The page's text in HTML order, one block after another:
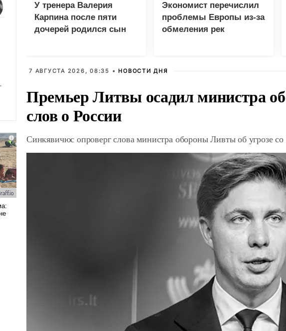
У тренера Валерия
Карпина после пяти
дочерей родился сын
Экономист перечислил
проблемы Европы из-за
обмеления рек
7 АВГУСТА 2026, 08:35 • НОВОСТИ ДНЯ
Премьер Литвы осадил министра
слов о России
Синкявичюс опроверг слова министра обороны Ливты об угрозе